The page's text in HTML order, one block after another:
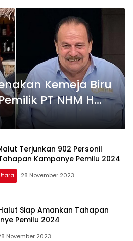
Kemeja Biru
PT NHM H
Dukung Paslon 02
Terjunkan 902 Personil
Kampanye Pemilu 2024
28 November 2023
Siap Amankan Tahapan
Pemilu 2024
November 2023